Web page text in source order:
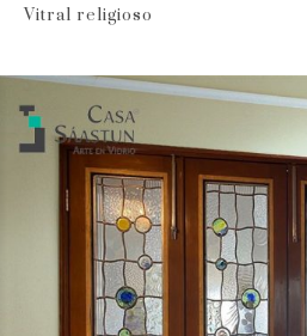
Vitral religioso